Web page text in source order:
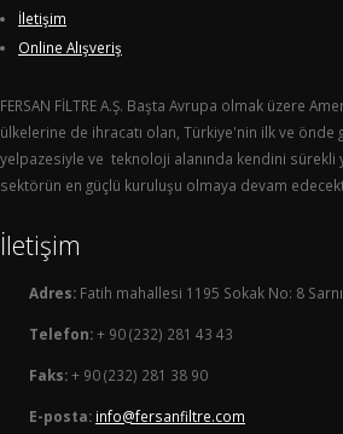
İletişim
Online Alışveriş
FERSAN FİLTRE A.Ş. Başta Avrupa olmak üzere
ülkelerine de ihracatı olan, Türkiye'nin ilk ve önde
yelpazesiyle ve teknoloji alanında kendini sürekli
sektörün en güçlü kuruluşu olmaya devam
İletişim
Adres: Fatih mahallesi 1195 Sokak No: 8
Telefon:+ 90 (232) 281 43 43
Faks:+ 90 (232) 281 38 90
E-posta: info@fersanfiltre.com